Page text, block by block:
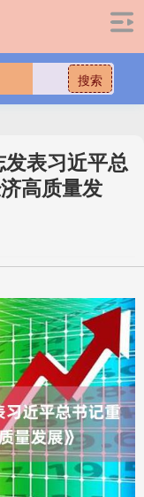
搜索
表习近平总
高质量发